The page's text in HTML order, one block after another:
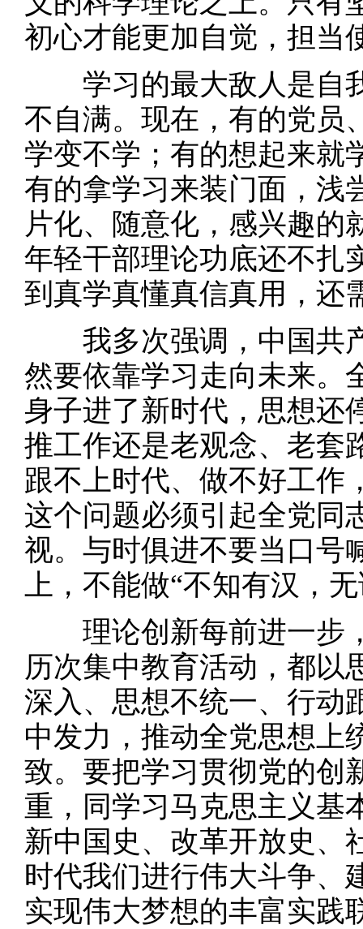
初心才能更加自觉，担当
学习的最大敌人是自
不自满。现在，有的党员
学变不学；有的想起来就
有的拿学习来装门面，浅
片化、随意化，感兴趣的
年轻干部理论功底还不扎
到真学真懂真信真用，还
我多次强调，中国共
然要依靠学习走向未来。
身子进了新时代，思想还
推工作还是老观念、老套
跟不上时代、做不好工作
这个问题必须引起全党同
视。与时俱进不要当口号
上，不能做“不知有汉，
理论创新每前进一步
历次集中教育活动，都以
深入、思想不统一、行动
中发力，推动全党思想上
致。要把学习贯彻党的创
重，同学习马克思主义基
新中国史、改革开放史、
时代我们进行伟大斗争、
实现伟大梦想的丰富实践